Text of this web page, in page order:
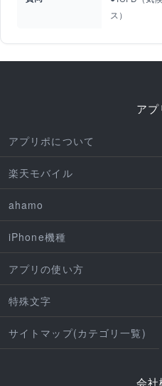
ス）
アプ
アプリポについて
楽天モバイル
ahamo
iPhone機種
アプリの使い方
特殊文字
サイトマップ(カテゴリ一覧)
会社